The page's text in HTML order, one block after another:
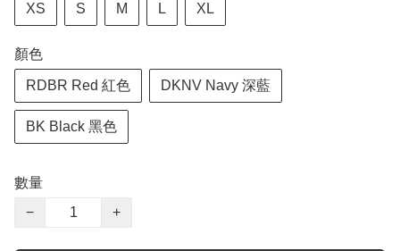
XS S M L XL
顏色
RDBR Red 紅色 DKNV Navy 深藍
BK Black 黑色
數量
−
+